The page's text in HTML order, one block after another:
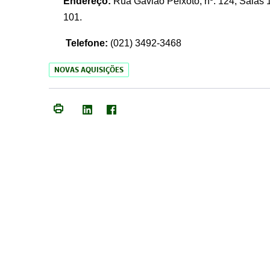
101.
Telefone: (021) 3492-3468
NOVAS AQUISIÇÕES